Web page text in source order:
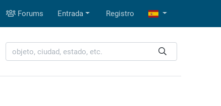
Forums Entrada Registro